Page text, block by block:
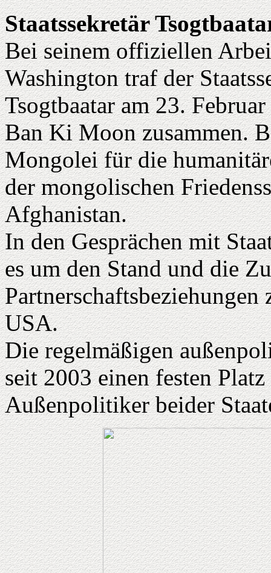
Staatssekretär
Bei seinem offiziellen
Washington traf der
Tsogtbaatar am 23.
Ban Ki Moon zusammen.
Mongolei für die
der mongolischen
Afghanistan.
In den Gesprächen mit
es um den Stand und die
USA.
Die regelmäßigen
seit 2003 einen festen
Außenpolitiker beider